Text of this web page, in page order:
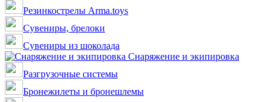
Резинкострелы Arma.toys
Сувениры, брелоки
Сувениры из шоколада
Снаряжение и экипировка
Разгрузочные системы
Бронежилеты и бронешлемы